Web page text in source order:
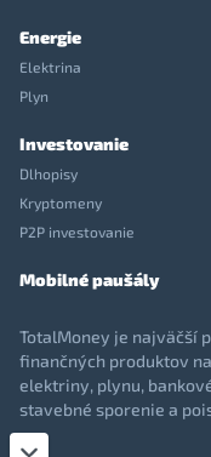
Energie
Elektrina
Plyn
Investovanie
Dlhopisy
Kryptomeny
P2P investovanie
Mobilné paušály
TotalMoney je najväčší
finančných produktov
elektriny, plynu,
stavebné sporenie a